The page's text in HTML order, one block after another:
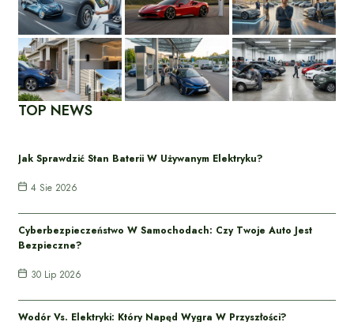
TOP NEWS
Jak Sprawdzić Stan Baterii W Używanym Elektryku?
4 Sie 2026
Cyberbezpieczeństwo W Samochodach: Czy Twoje Auto Jest
Bezpieczne?
30 Lip 2026
Wodór Vs. Elektryki: Który Napęd Wygra W Przyszłości?